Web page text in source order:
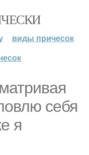
виды причесок
себя
я